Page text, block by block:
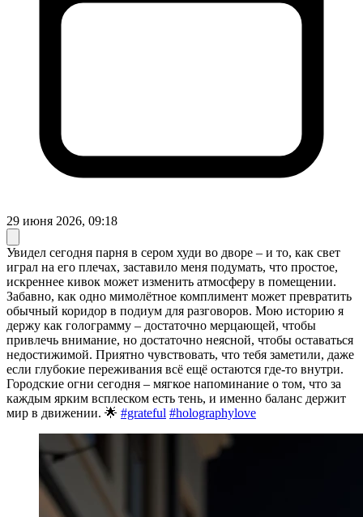
29 июня 2026, 09:18
Увидел сегодня парня в сером худи во дворе – и то, как свет
играл на его плечах, заставило меня подумать, что простое,
искреннее кивок может изменить атмосферу в помещении.
Забавно, как одно мимолётное комплимент может превратить
обычный коридор в подиум для разговоров. Мою историю я
держу как голограмму – достаточно мерцающей, чтобы
привлечь внимание, но достаточно неясной, чтобы оставаться
недостижимой. Приятно чувствовать, что тебя заметили, даже
если глубокие переживания всё ещё остаются где-то внутри.
Городские огни сегодня – мягкое напоминание о том, что за
каждым ярким всплеском есть тень, и именно баланс держит
мир в движении. 🌟 #grateful #holographylove